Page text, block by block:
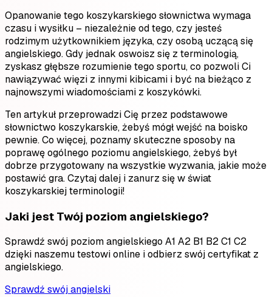
Opanowanie tego koszykarskiego słownictwa wymaga
czasu i wysiłku – niezależnie od tego, czy jesteś
rodzimym użytkownikiem języka, czy osobą uczącą się
angielskiego. Gdy jednak oswoisz się z terminologią,
zyskasz głębsze rozumienie tego sportu, co pozwoli Ci
nawiązywać więzi z innymi kibicami i być na bieżąco z
najnowszymi wiadomościami z koszykówki.
Ten artykuł przeprowadzi Cię przez podstawowe
słownictwo koszykarskie, żebyś mógł wejść na boisko
pewnie. Co więcej, poznamy skuteczne sposoby na
poprawę ogólnego poziomu angielskiego, żebyś był
dobrze przygotowany na wszystkie wyzwania, jakie może
postawić gra. Czytaj dalej i zanurz się w świat
koszykarskiej terminologii!
Jaki jest Twój poziom angielskiego?
Sprawdź swój poziom angielskiego A1 A2 B1 B2 C1 C2
dzięki naszemu testowi online i odbierz swój certyfikat z
angielskiego.
Sprawdź swój angielski